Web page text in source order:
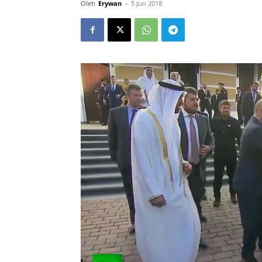
Oleh Erywan - 5 Jun 2018